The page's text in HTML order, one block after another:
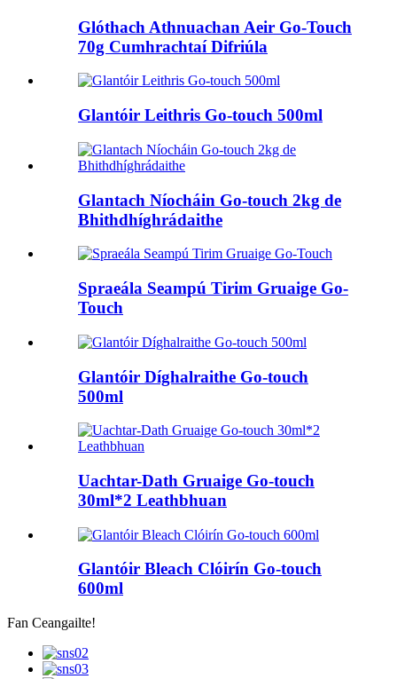
Glóthach Athnuachan Aeir Go-Touch
70g Cumhrachtaí Difriúla
Glantóir Leithris Go-touch 500ml
Glantach Níocháin Go-touch 2kg de
Bhithdhíghrádaithe
Spraeála Seampú Tirim Gruaige Go-
Touch
Glantóir Díghalraithe Go-touch
500ml
Uachtar-Dath Gruaige Go-touch
30ml*2 Leathbhuan
Glantóir Bleach Clóirín Go-touch
600ml
Fan Ceangailte!